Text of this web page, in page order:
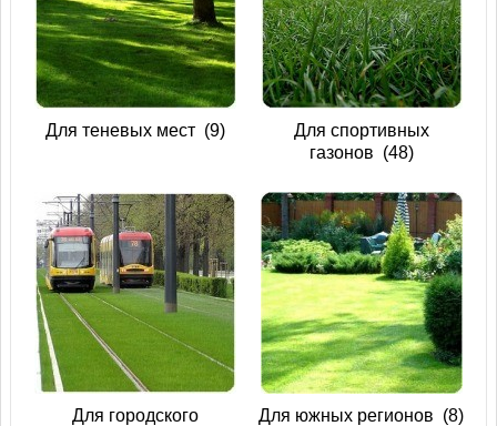
Для теневых мест (9)
Для спортивных
газонов (48)
Для городского
Для южных регионов (8)